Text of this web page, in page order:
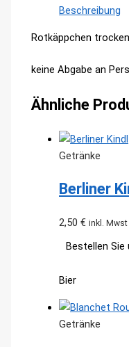
Beschreibung
Rotkäppchen trocken
keine Abgabe an
Ähnliche
Getränke
Berliner
2,50€ inkl. Mwst
Bestellen Sie
Bier
Getränke